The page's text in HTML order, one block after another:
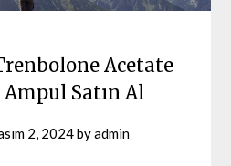
Acetate
Ampul Satın Al
2, 2024byadmin